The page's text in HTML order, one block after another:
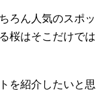
ろん人気のスポッ
桜はそこだけでは
を紹介したいと思